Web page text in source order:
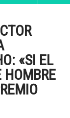
«SI EL
HOMBRE